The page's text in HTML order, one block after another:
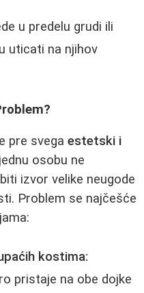
u predelu grudi ili
uticati na njihov
pre svega estetski i
osobu ne
izvor velike neugode
Problem se najčešće
kostima:
pristaje na obe dojke